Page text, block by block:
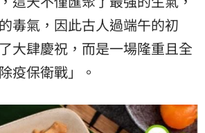
毒氣，因此古人過端午的初
大肆慶祝，而是一場隆重且全
疫保衛戰」。